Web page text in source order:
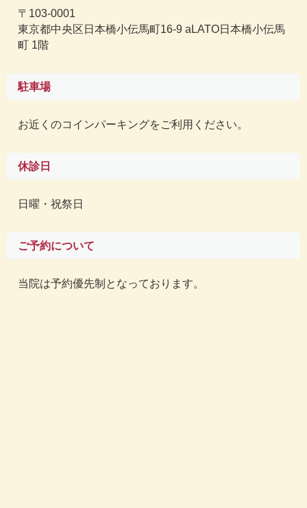
〒103-0001
東京都中央区日本橋小伝馬町16-9 aLATO日本橋小伝馬
町 1階
駐車場
お近くのコインパーキングをご利用ください。
休診日
日曜・祝祭日
ご予約について
当院は予約優先制となっております。